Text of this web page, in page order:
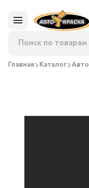
Главная Каталог